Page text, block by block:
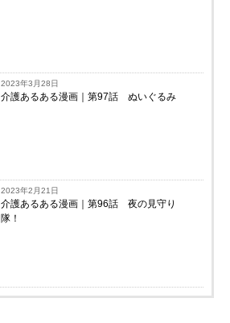
2023年3月28日
介護あるある漫画｜第97話 ぬいぐるみ
2023年2月21日
介護あるある漫画｜第96話 夜の見守り
隊！